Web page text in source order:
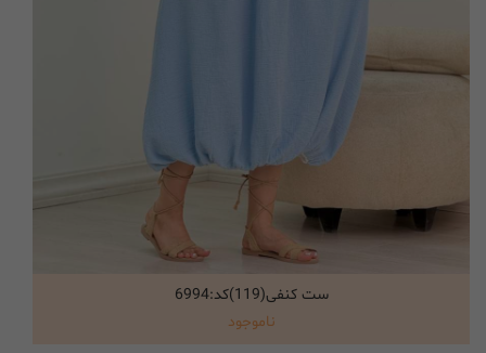
انتخاب گزینه ها
ست کنفی(119)کد:6994
ناموجود